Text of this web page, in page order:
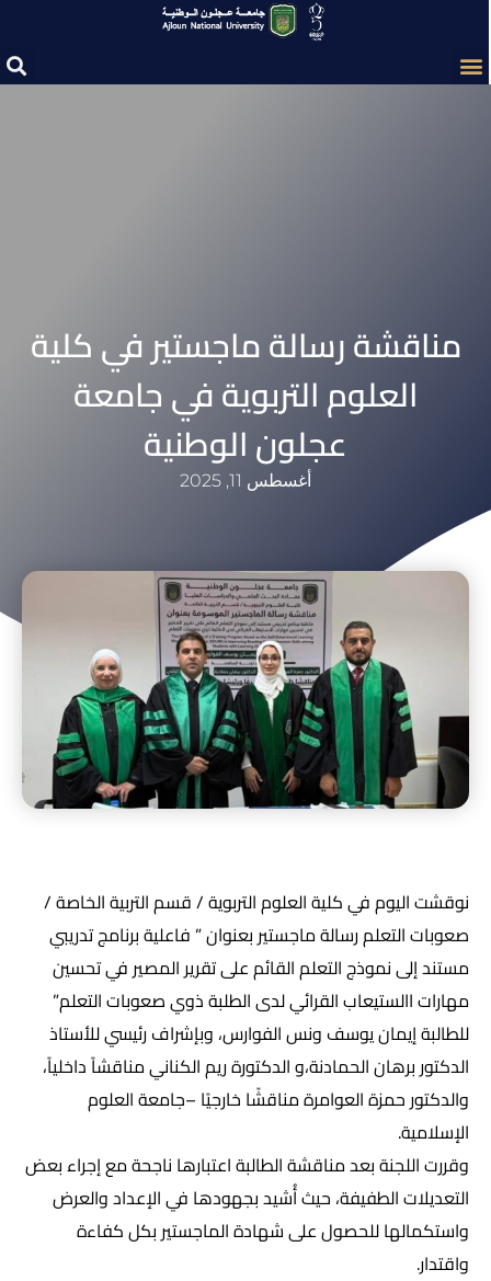
مناقشة رسالة ماجستير في كلية
العلوم التربوية في جامعة
عجلون الوطنية‎
أغسطس 11, 2025
نوقشت اليوم في كلية العلوم التربوية / قسم التربية الخاصة /
صعوبات التعلم رسالة ماجستير بعنوان ” فاعلية برنامج تدريبي
مستند إلى نموذج التعلم القائم على تقرير المصير في تحسين
مهارات االستيعاب القرائي لدى الطلبة ذوي صعوبات التعلم”
للطالبة إيمان يوسف ونس الفوارس، وبإشراف رئيسي للأستاذ
الدكتور برهان الحمادنة،و الدكتورة ريم الكناني مناقشاً داخلياً،
والدكتور حمزة العوامرة مناقشًا خارجيًا –جامعة العلوم
الإسلامية.
وقررت اللجنة بعد مناقشة الطالبة اعتبارها ناجحة مع إجراء بعض
التعديلات الطفيفة، حيث أُشيد بجهودها في الإعداد والعرض
واستكمالها للحصول على شهادة الماجستير بكل كفاءة
واقتدار.